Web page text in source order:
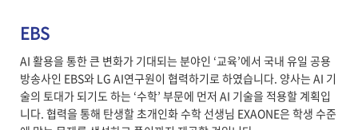
EBS
AI 활용을 통한 큰 변화가 기대되는 분야인 ‘교육’에서 국내 유일 공용
방송사인 EBS와 LG AI연구원이 협력하기로 하였습니다. 양사는 AI 기
술의 토대가 되기도 하는 ‘수학’ 부문에 먼저 AI 기술을 적용할 계획입
니다. 협력을 통해 탄생할 초개인화 수학 선생님 EXAONE은 학생 수준